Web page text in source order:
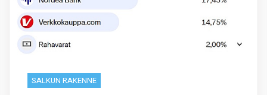
SALKUN RAKENNE